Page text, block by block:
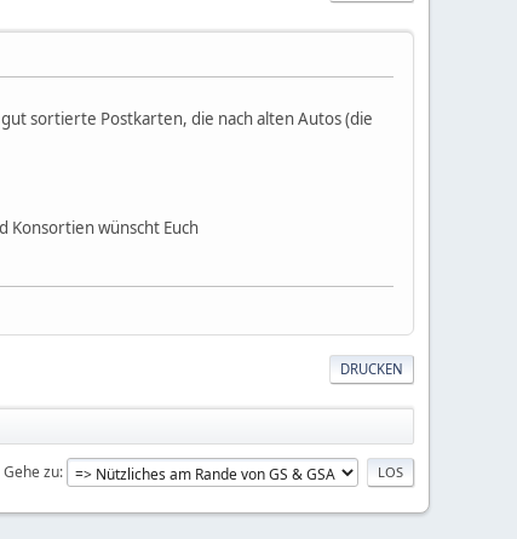
sortierte Postkarten, die nach alten Autos (die
Konsortien wünscht Euch
DRUCKEN
Gehe zu